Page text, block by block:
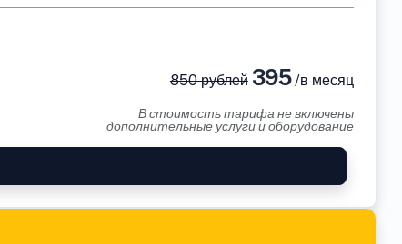
850 рублей395/в месяц
В стоимость тарифа не включены
дополнительные услуги и оборудование